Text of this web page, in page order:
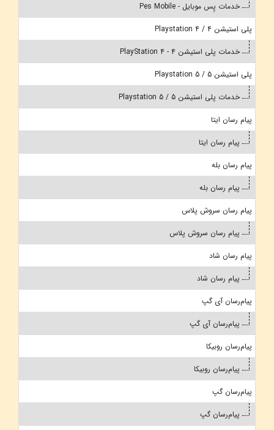
خدمات پِس موبایل - Pes Mobile
پلی استیشن 4 / Playstation 4
خدمات پلی استیشن 4 - PlayStation 4
پلی استیشن 5 / Playstation 5
خدمات پلی استیشن 5 / Playstation 5
پیام رسان ایتا
پیام رسان ایتا
پیام رسان بله
پیام رسان بله
پیام رسان سروش پلاس
پیام رسان سروش پلاس
پیام رسان شاد
پیام رسان شاد
پیام‌رسان آی گپ
پیام‌رسان آی گپ
پیام‌رسان روبیکا
پیام‌رسان روبیکا
پیام‌رسان گپ
پیام‌رسان گپ